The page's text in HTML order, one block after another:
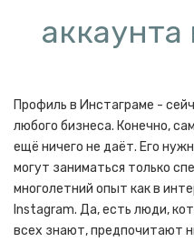
Профиль в Инстаграме -
любого бизнеса. Конечно,
ещё ничего не даёт. Его
могут заниматься только
многолетний опыт как в
Instagram. Да, есть люди,
всех знают, предпочитают